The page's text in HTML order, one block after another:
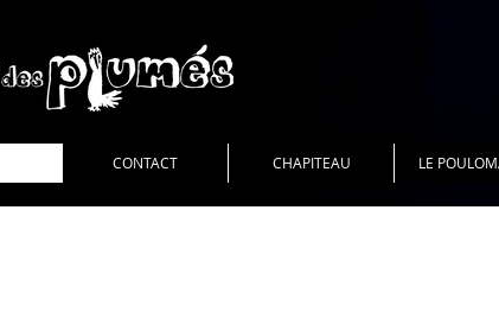
CONTACT CHAPITEAU LE